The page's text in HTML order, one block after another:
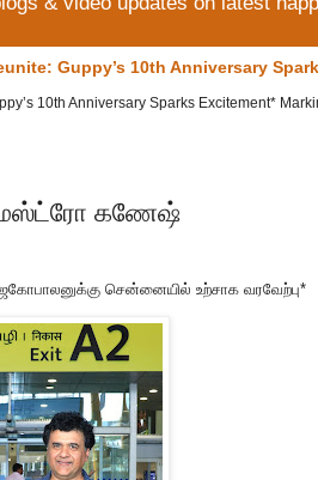
Guppy’s 10th Anniversary
10th Anniversary Sparks Excitement*
மேஸ்ட்ரோ கணேஷ்
சென்னையில் உற்சாக வரவேற்பு*